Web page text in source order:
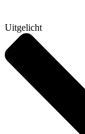
Uitgelicht